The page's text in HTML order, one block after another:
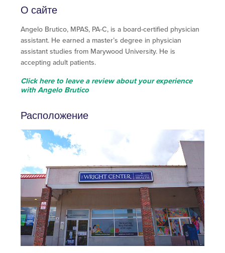
О сайте
Angelo Brutico, MPAS, PA-C, is a board-certified physician
assistant. He earned a master’s degree in physician
assistant studies from Marywood University. He is
accepting adult patients.
Click here to leave a review about your experience
with Angelo Brutico
Расположение